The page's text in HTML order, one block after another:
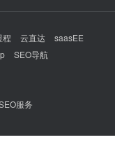
程 云直达
saasEE
SEO导航
服务